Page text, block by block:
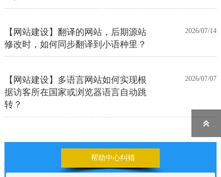
修改时，如何同步翻译到小语种里？
据访客所在国家或浏览器语言自动跳
转？
帮助中心纠错
